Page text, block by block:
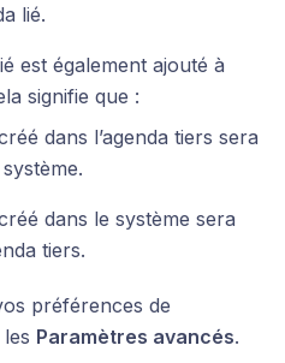
lié.
est également ajouté à
signifie que :
dans l’agenda tiers sera
dans le système sera
tiers.
préférences de
Paramètres avancés.